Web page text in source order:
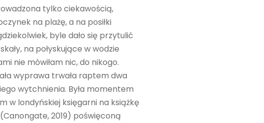
tylko ciekawością,
na plażę, a na posiłki
byle dało się przytulić
na połyskujące w wodzie
nie mówiłam nic, do nikogo.
wyprawa trwała raptem dwa
wytchnienia. Była momentem
w londyńskiej księgarni na książkę
(Canongate, 2019) poświęconą